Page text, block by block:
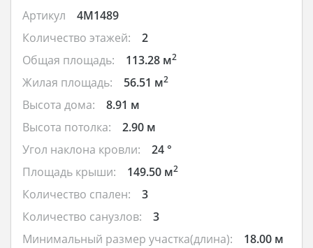
Артикул
4M1489
Количество этажей:
2
Общая площадь:
113.28 м2
Жилая площадь: 56.51 м2
Высота дома:
8.91 м
Высота потолка:
2.90 м
Угол наклона кровли:
24 °
Площадь крыши:
149.50 м2
Количество спален:
3
Количество санузлов:
3
Минимальный размер участка(длина):
18.00 м